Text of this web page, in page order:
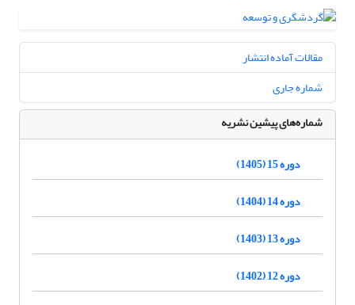
مقالات آماده انتشار
شماره جاری
شماره‌های پیشین نشریه
دوره 15 (1405)
دوره 14 (1404)
دوره 13 (1403)
دوره 12 (1402)